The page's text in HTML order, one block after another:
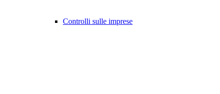
Controlli sulle imprese